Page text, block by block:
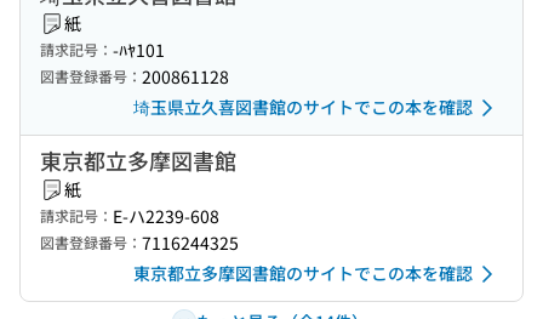
紙
請求記号： -ﾊﾔ101
図書登録番号： 200861128
埼玉県立久喜図書館のサイトでこの本を確認
東京都立多摩図書館
紙
請求記号： E-ハ2239-608
図書登録番号： 7116244325
東京都立多摩図書館のサイトでこの本を確認